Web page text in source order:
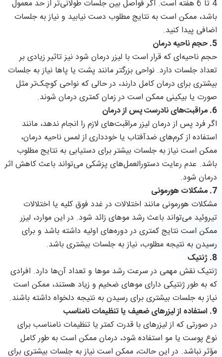
4 تا 6 هفته است. اگر فواصل بین جلسات طولانی‌تر از حد معمول
باشد، ممکن است به نتایج مطلوب دست نیابید و نیاز به جلسات
اضافی پیدا کنید.
5. حجم ناحیه درمان
حجم ناحیه‌ای که قرار است با لیزر درمان شود نیز تاثیر زیادی بر
تعداد جلسات دارد. نواحی بزرگتر مانند پشت یا پاها نیاز به جلسات
بیشتری برای درمان کامل دارند، در حالی که نواحی کوچک‌تر مثل
صورت یا بیکینی ممکن است در زمان کمتری درمان شوند.
6. مراقبت‌های نادرست پس از درمان
اگر فرد پس از درمان لیزر مراقبت‌های لازم را انجام ندهد، مانند
استفاده از کرم‌های ضدآفتاب یا خودداری از لمس ناحیه درمان،
ممکن است نیاز به جلسات بیشتر برای دستیابی به نتایج مطلوب
باشد. عدم رعایت دستورالعمل‌های پزشکی می‌تواند باعث کاهش اثر
درمان شود.
7. مشکلات هورمونی
مشکلات هورمونی مانند اختلالات در غدد فوق کلیه یا اختلالات
تیروئید می‌تواند باعث رشد موهای زائد شود. در این موارد، لیزر
ممکن است نتایج کمتری در دوره‌های اولیه داشته باشد و برای
رسیدن به نتیجه مطلوب، نیاز به جلسات بیشتری باشد.
8. ژنتیک
ژنتیک نقش مهمی در سرعت رشد موها و تعداد آن‌ها دارد. افرادی
که به طور ژنتیکی دارای موهای ضخیم و زیاد هستند، ممکن است
نیاز به جلسات بیشتری برای رسیدن به نتیجه دلخواه داشته باشند.
9. استفاده از لیزرهای ضعیف یا تنظیمات نامناسب
در صورتی که از لیزرهای با قدرت کمتر یا تنظیمات نامناسب برای
نوع پوست یا مو استفاده شود، درمان ممکن است به طور کامل
مؤثر نباشد. در این حالت، ممکن است نیاز به جلسات بیشتری برای